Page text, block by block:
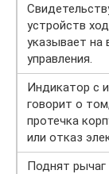
устройств
указывает на
управления.
Индикатор с
говорит о
протечка
или отказ
Поднят рычаг